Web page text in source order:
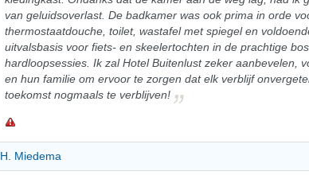
van geluidsoverlast. De badkamer was ook prima in orde
thermostaatdouche, toilet, wastafel met spiegel en
uitvalsbasis voor fiets- en skeelertochten in de prachtige
hardloopsessies. Ik zal Hotel Buitenlust zeker aanbevelen,
en hun familie om ervoor te zorgen dat elk verblijf
toekomst nogmaals te verblijven!
H. Miedema